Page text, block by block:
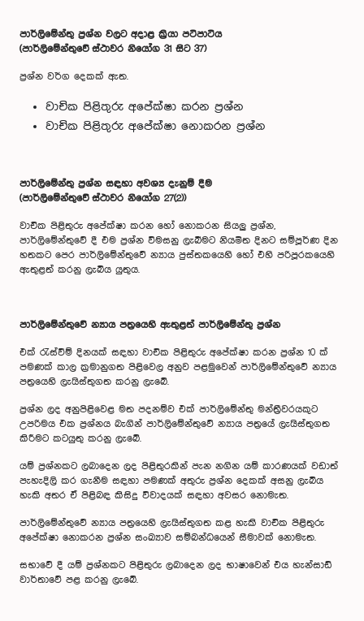
පාර්ලිමේන්තු ප්‍රශ්න වලට අදාළ ක්‍රියා පටිපාටිය
(පාර්ලිමේන්තුවේ ස්ථාවර නියෝග 31 සිට 37)
ප්‍රශ්න වර්ග දෙකක් ඇත.
වාචික පිළිතුරු අපේක්ෂා කරන ප්‍රශ්න
වාචික පිළිතුරු අපේක්ෂා නොකරන ප්‍රශ්න
පාර්ලිමේන්තු ප්‍රශ්න සඳහා අවශ්‍ය දැනුම් දීම
(පාර්ලිමේන්තුවේ ස්ථාවර නියෝග 27(2))
වාචික පිළිතුරු අපේක්ෂා කරන හෝ නොකරන සියලු ප්‍රශ්න,
පාර්ලිමේන්තුවේ දී එම ප්‍රශ්න විමසනු ලැබීමට නියමිත දිනට සම්පූර්ණ දින
හතකට පෙර පාර්ලිමේන්තුවේ න්‍යාය පුස්තකයෙහි හෝ එහි පරිපූරකයෙහි
ඇතුළත් කරනු ලැබිය යුතුය.
පාර්ලිමේන්තුවේ න්‍යාය පත්‍රයෙහි ඇතුළත් පාර්ලිමේන්තු ප්‍රශ්න
එක් රැස්වීම් දිනයක් සඳහා වාචික පිළිතුරු අපේක්ෂා කරන ප්‍රශ්න 10 ක්
පමණක් කාල ක්‍රමානුගත පිළිවෙල අනුව පළමුවෙන් පාර්ලිමේන්තුවේ න්‍යාය
පත්‍රයෙහි ලැයිස්තුගත කරනු ලැබේ.
ප්‍රශ්න ලද අනුපිළිවෙළ මත පදනම්ව එක් පාර්ලිමේන්තු මන්ත්‍රීවරයකුට
උපරිමය එක ප්‍රශ්නය බැගින් පාර්ලිමේන්තුවේ න්‍යාය පත්‍රයේ ලැයිස්තුගත
කිරීමට කටයුතු කරනු ලැබේ.
යම් ප්‍රශ්නකට ලබාදෙන ලද පිළිතුරකින් පැන නගින යම් කාරණයක් වඩාත්
පැහැදිලි කර ගැනීම සඳහා පමණක් අතුරු ප්‍රශ්න දෙකක් අසනු ලැබිය
හැකි අතර ඒ පිළිබඳ කිසිදු විවාදයක් සඳහා අවසර නොමැත.
පාර්ලිමේන්තුවේ න්‍යාය පත්‍රයෙහි ලැයිස්තුගත ‍කළ හැකි වාචික පිළිතුරු
අපේක්ෂා නොකරන ප්‍රශ්න සංඛ්‍යාව සම්බන්ධයෙන් සීමාවක් නොමැත.
සභාවේ දී යම් ප්‍රශ්නකට පිළිතුරු ලබාදෙන ලද භාෂාවෙන් එය හැන්සාඩ්
වාර්තාවේ පළ කරනු ලැබේ.